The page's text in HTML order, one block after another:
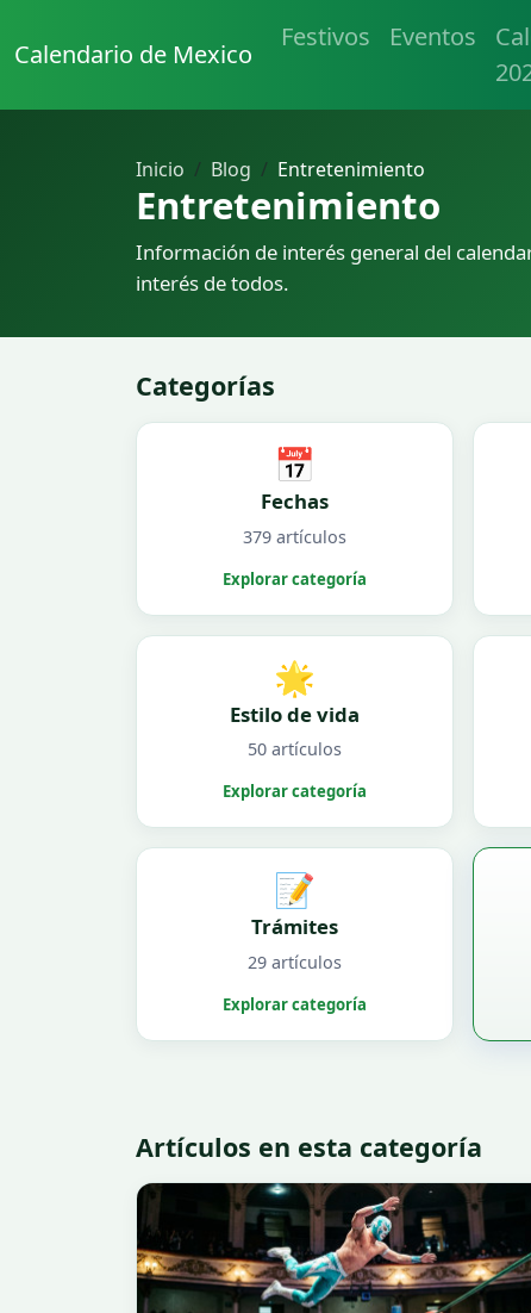
Calendario de Mexico
Festivos Eventos
Inicio Blog Entretenimiento
Entretenimiento
Información de interés general del
interés de todos.
Categorías
📅
Fechas
379 artículos
Explorar categoría
🌟
Estilo de vida
50 artículos
Explorar categoría
📝
Trámites
29 artículos
Explorar categoría
Artículos en esta categoría